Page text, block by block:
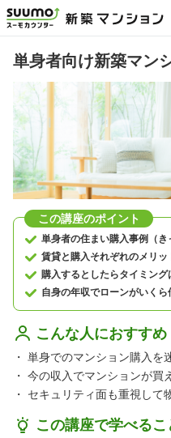
単身者向け新築マン
この講座のポイント
単身者の住まい購入事例（き
賃貸と購入それぞれのメリッ
購入するとしたらタイミング
自身の年収でローンがいくら
こんな人におすすめ
・ 単身でのマンション購入を
・ 今の収入でマンションが買
・
セキュリティ面も重視して
この講座で学べるこ